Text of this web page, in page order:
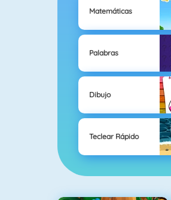
Matemáticas
Palabras
Dibujo
Teclear Rápido